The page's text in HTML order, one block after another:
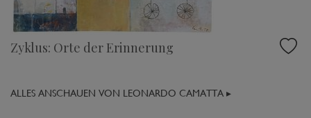
Zyklus: Orte der Erinnerung
ALLES ANSCHAUEN VON LEONARDO CAMATTA ▸